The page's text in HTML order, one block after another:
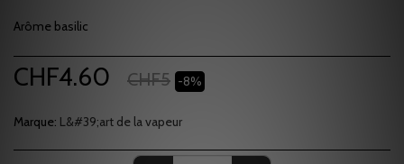
Arôme basilic
CHF4.60 CHF5 -8%
Marque: L&#39;art de la vapeur